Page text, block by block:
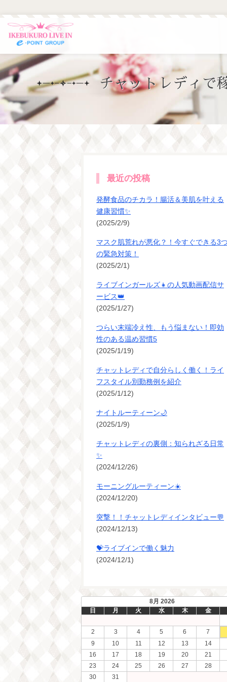
チャットレディで
最近の投稿
発酵食品のチカラ！腸活＆美肌を叶える
健康習慣✨
(2025/2/9)
マスク肌荒れが悪化？！今すぐできる3
の緊急対策！
(2025/2/1)
ライブインガールズ👧の人気動画配信サ
ービス👑
(2025/1/27)
つらい末端冷え性、もう悩まない！即効
性のある温め習慣5
(2025/1/19)
チャットレディで自分らしく働く！ライ
フスタイル別勤務例を紹介
(2025/1/12)
ナイトルーティーン🌙
(2025/1/9)
チャットレディの裏側：知られざる日常
✨
(2024/12/26)
モーニングルーティーン☀️
(2024/12/20)
突撃！！チャットレディインタビュー💬
(2024/12/13)
💝ライブインで働く魅力
(2024/12/1)
8月 2026
日
月 火 水 木 金
2 3 4 5 6
7
9
10 11 12 13
14
16
17 18 19 20
21
23
24 25 26 27
28
30
31